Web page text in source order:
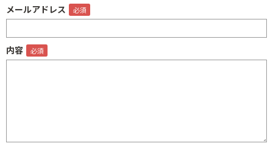
メールアドレス
内容